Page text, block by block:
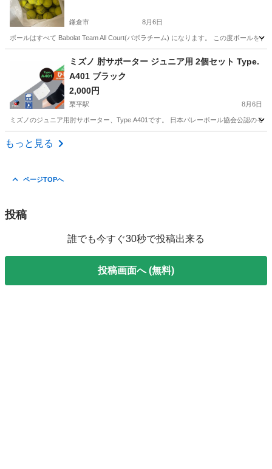
鎌倉市 8月6日
ボールはすべて Babolat Team All Court(バボラチーム) になります。 この度ボールを
テニス
ミズノ 肘サポーター ジュニア用 2個セット Type.
A401 ブラック
2,000円
栗平駅 8月6日
ミズノのジュニア用肘サポーター、Type.A401です。 日本バレーボール協会公認の
神奈川 川崎市
もっと見る
ページTOPへ
投稿
誰でも今すぐ30秒で投稿出来る
投稿画面へ (無料)